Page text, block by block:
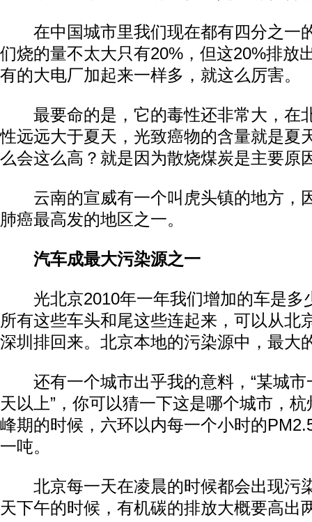
在中国城市里我们现在都有四分之一
们烧的量不太大只有20%，但这20%排放
有的大电厂加起来一样多，就这么厉害。
最要命的是，它的毒性还非常大，在
性远远大于夏天，光致癌物的含量就是夏
么会这么高？就是因为散烧煤炭是主要原
云南的宣威有一个叫虎头镇的地方，
肺癌最高发的地区之一。
汽车成最大污染源之一
光北京2010年一年我们增加的车是多
所有这些车头和尾这些连起来，可以从北
深圳排回来。北京本地的污染源中，最大
还有一个城市出乎我的意料，“某城市
天以上”，你可以猜一下这是哪个城市，
峰期的时候，六环以内每一个小时的
一吨。
北京每一天在凌晨的时候都会出现污
天下午的时候，有机碳的排放大概要高出